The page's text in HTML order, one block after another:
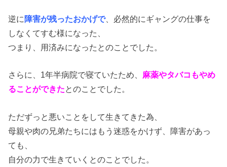
逆に 障害が残ったおかげで、必然的にギャングの仕事を
しなくてすむ様になった、
つまり、用済みになったとのことでした。
さらに、1年半病院で寝ていたため、 麻薬やタバコもやめ
ることができたとのことでした。
ただずっと悪いことをして生きてきた為、
母親や肉の兄弟たちにはもう迷惑をかけず、障害があっ
ても、
自分の力で生きていくとのことでした。